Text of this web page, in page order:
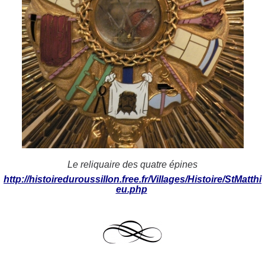
Le reliquaire des quatre épines
http://histoireduroussillon.free.fr/Villages/Histoire/StMatthi
eu.php